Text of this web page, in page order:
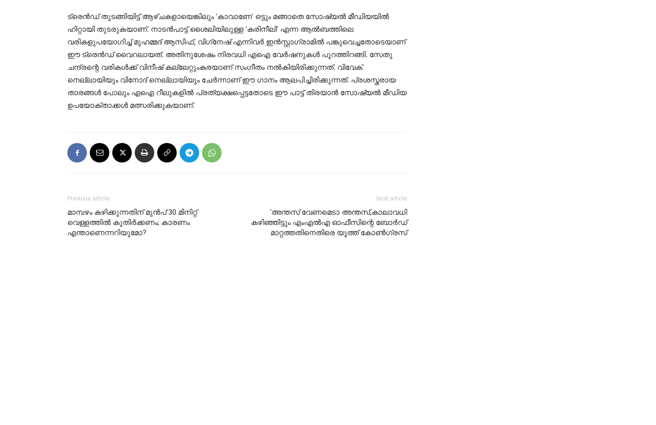
ട്രെന്‍ഡ് തുടങ്ങിയിട്ട് ആഴ്ചകളായെങ്കിലും ‘കാവാണേ’ ഒട്ടും മങ്ങാതെ സോഷ്യല്‍ മീഡിയയില്‍
ഹിറ്റായി തുടരുകയാണ്. നാടന്‍പാട്ട് ശൈലിയിലുള്ള ‘കരിനീലി’ എന്ന ആല്‍ബത്തിലെ
വരികളുപയോഗിച്ച് മുഹമ്മദ് ആസിഫ്, വിഗ്‌നേഷ് എന്നിവര്‍ ഇന്‍സ്റ്റാഗ്രാമില്‍ പങ്കുവെച്ചതോടെയാണ്
ഈ ട്രെന്‍ഡ് വൈറലായത്. അതിനുശേഷം നിരവധി എഐ വേര്‍ഷനുകള്‍ പുറത്തിറങ്ങി. സേതു
ചന്ദ്രന്റെ വരികള്‍ക്ക് വിനീഷ് കല്ലേറ്റുംകരയാണ് സംഗീതം നല്‍കിയിരിക്കുന്നത്. വിവേക്
നെല്ലായിയും വിനോദ് നെല്ലായിയും ചേര്‍ന്നാണ് ഈ ഗാനം ആലപിച്ചിരിക്കുന്നത്. പ്രശസ്തരായ
താരങ്ങള്‍ പോലും എഐ റീലുകളില്‍ പ്രത്യക്ഷപ്പെട്ടതോടെ ഈ പാട്ട് തിരയാന്‍ സോഷ്യല്‍ മീഡിയ
ഉപയോക്താക്കള്‍ മത്സരിക്കുകയാണ്.
Previous article
മാമ്പഴം കഴിക്കുന്നതിന് മുൻപ് 30 മിനിറ്റ്
വെള്ളത്തിൽ കുതിർക്കണം; കാരണം
എന്താണെന്നറിയുമോ?
Next article
‘അന്തസ് വേണമെടാ അന്തസ്,കാലാവധി
കഴിഞ്ഞിട്ടും എംഎല്‍എ ഓഫീസിന്റെ ബോര്‍ഡ്
മാറ്റത്തതിനെതിരെ യൂത്ത് കോണ്‍ഗ്രസ്